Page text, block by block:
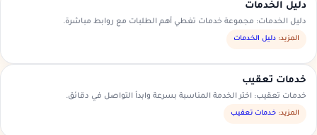
دليل الخدمات
دليل الخدمات: مجموعة خدمات تغطي أهم الطلبات مع روابط مباشرة.
المزيد: دليل الخدمات
خدمات تعقيب
خدمات تعقيب: اختر الخدمة المناسبة بسرعة وابدأ التواصل في دقائق.
المزيد: خدمات تعقيب